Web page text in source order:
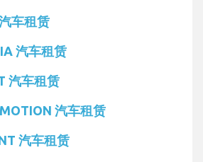
车租赁
汽车租赁
汽车租赁
汽车租赁
汽车租赁